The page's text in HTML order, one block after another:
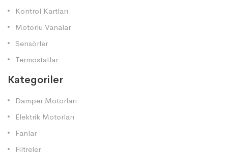
Kontrol Kartları
Motorlu Vanalar
Sensörler
Termostatlar
Kategoriler
Damper Motorları
Elektrik Motorları
Fanlar
Filtreler